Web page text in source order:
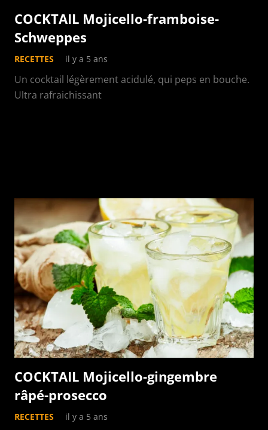
COCKTAIL Mojicello-framboise-
Schweppes
RECETTES il y a 5 ans
Un cocktail légèrement acidulé, qui peps en bouche.
Ultra rafraichissant
COCKTAIL Mojicello-gingembre
râpé-prosecco
RECETTES il y a 5 ans